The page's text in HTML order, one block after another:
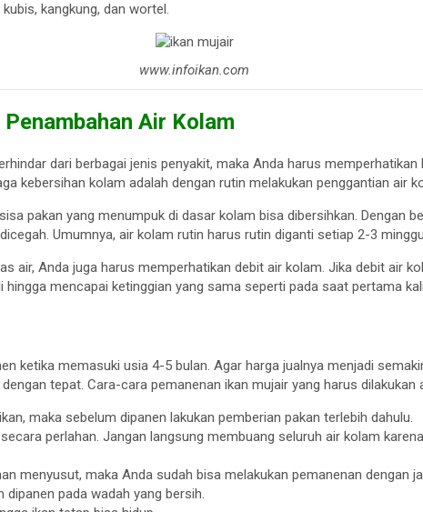
kangkung, dan wortel.
www.infoikan.com
Air Kolam
dari berbagai jenis penyakit, maka Anda harus memperhatikan
kebersihan kolam adalah dengan rutin melakukan penggantian air
pakan yang menumpuk di dasar kolam bisa dibersihkan. Dengan
Umumnya, air kolam rutin harus rutin diganti setiap 2-3
air, Anda juga harus memperhatikan debit air kolam. Jika debit air
hingga mencapai ketinggian yang sama seperti pada saat pertama
ketika memasuki usia 4-5 bulan. Agar harga jualnya menjadi
tepat. Cara-cara pemanenan ikan mujair yang harus dilakukan
maka sebelum dipanen lakukan pemberian pakan terlebih dahulu.
perlahan. Jangan langsung membuang seluruh air kolam
menyusut, maka Anda sudah bisa melakukan pemanenan dengan
dipanen pada wadah yang bersih.